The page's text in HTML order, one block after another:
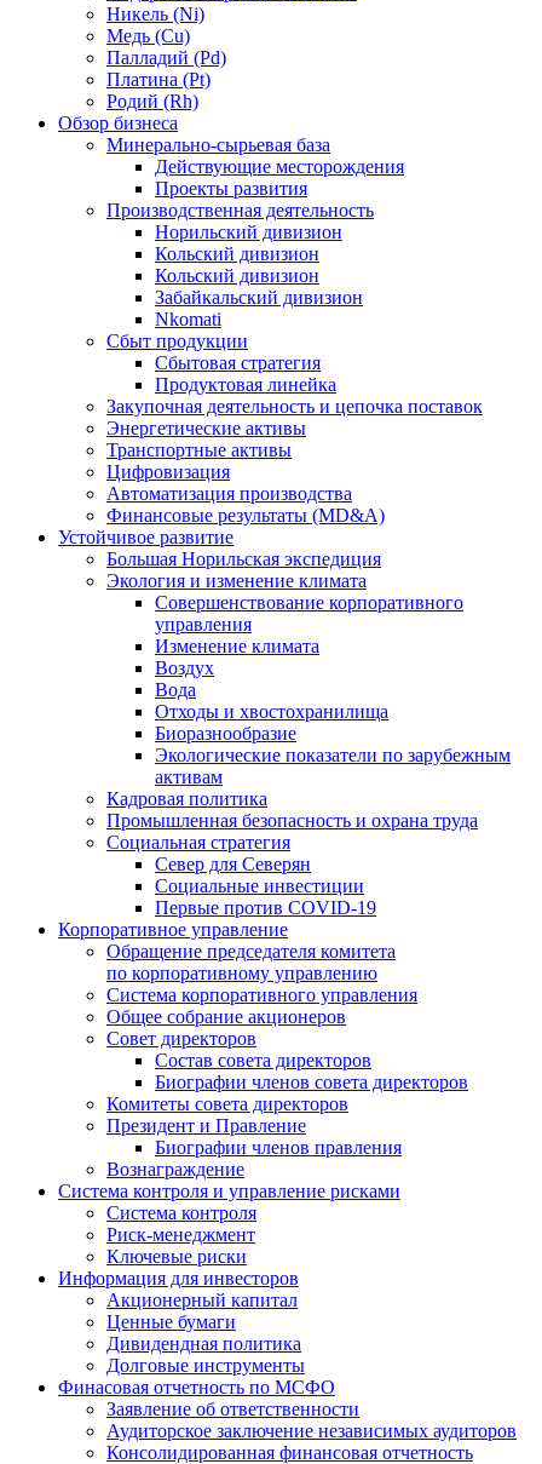
Никель (Ni)
Медь (Cu)
Палладий (Pd)
Платина (Pt)
Родий (Rh)
Обзор бизнеса
Минерально-сырьевая база
Действующие месторождения
Проекты развития
Производственная деятельность
Норильский дивизион
Кольский дивизион
Кольский дивизион
Забайкальский дивизион
Nkomati
Сбыт продукции
Сбытовая стратегия
Продуктовая линейка
Закупочная деятельность и цепочка поставок
Энергетические активы
Транспортные активы
Цифровизация
Автоматизация производства
Финансовые результаты (MD&A)
Устойчивое развитие
Большая Норильская экспедиция
Экология и изменение климата
Совершенствование корпоративного
управления
Изменение климата
Воздух
Вода
Отходы и хвостохранилища
Биоразнообразие
Экологические показатели по зарубежным
активам
Кадровая политика
Промышленная безопасность и охрана труда
Социальная стратегия
Север для Северян
Социальные инвестиции
Первые против COVID‑19
Корпоративное управление
Обращение председателя комитета
по корпоративному управлению
Система корпоративного управления
Общее собрание акционеров
Совет директоров
Состав совета директоров
Биографии членов совета директоров
Комитеты совета директоров
Президент и Правление
Биографии членов правления
Вознаграждение
Система контроля и управление рисками
Система контроля
Риск-менеджмент
Ключевые риски
Информация для инвесторов
Акционерный капитал
Ценные бумаги
Дивидендная политика
Долговые инструменты
Финасовая отчетность по МСФО
Заявление об ответственности
Аудиторское заключение независимых аудиторов
Консолидированная финансовая отчетность